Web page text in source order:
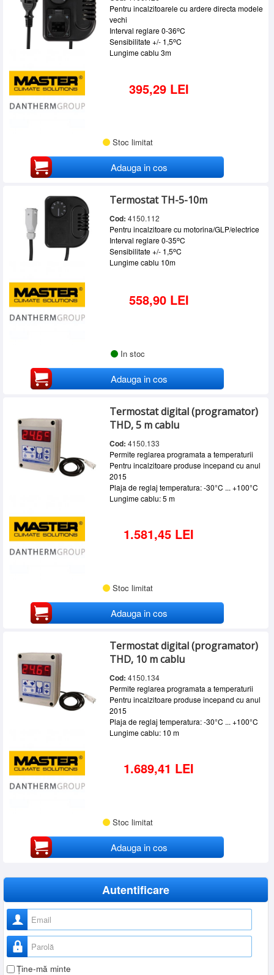
Pentru incalzitoarele cu ardere directa modele
vechi
Interval reglare 0-36oC
Sensibilitate +/- 1,5oC
Lungime cablu 3m
395,29 LEI
Stoc limitat
Adauga in cos
Termostat TH-5-10m
Cod: 4150.112
Pentru incalzitoare cu motorina/GLP/electrice
Interval reglare 0-35oC
Sensibilitate +/- 1,5oC
Lungime cablu 10m
558,90 LEI
In stoc
Adauga in cos
Termostat digital (programator)
THD, 5 m cablu
Cod: 4150.133
Permite reglarea programata a temperaturii
Pentru incalzitoare produse incepand cu anul
2015
Plaja de reglaj temperatura: -30°C ... +100°C
Lungime cablu: 5 m
1.581,45 LEI
Stoc limitat
Adauga in cos
Termostat digital (programator)
THD, 10 m cablu
Cod: 4150.134
Permite reglarea programata a temperaturii
Pentru incalzitoare produse incepand cu anul
2015
Plaja de reglaj temperatura: -30°C ... +100°C
Lungime cablu: 10 m
1.689,41 LEI
Stoc limitat
Adauga in cos
Autentificare
Nume utilizator
Parolă
Ţine-mă minte